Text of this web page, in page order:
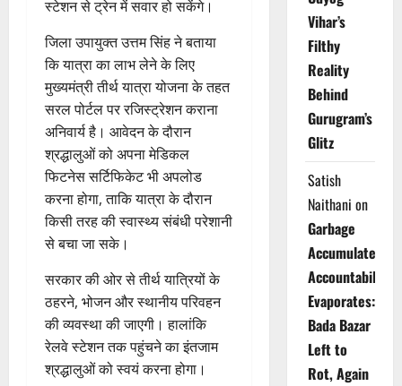
स्टेशन से ट्रेन में सवार हो सकेंगे।
जिला उपायुक्त उत्तम सिंह ने बताया
कि यात्रा का लाभ लेने के लिए
मुख्यमंत्री तीर्थ यात्रा योजना के तहत
सरल पोर्टल पर रजिस्ट्रेशन कराना
अनिवार्य है। आवेदन के दौरान
श्रद्धालुओं को अपना मेडिकल
फिटनेस सर्टिफिकेट भी अपलोड
करना होगा, ताकि यात्रा के दौरान
किसी तरह की स्वास्थ्य संबंधी परेशानी
से बचा जा सके।
सरकार की ओर से तीर्थ यात्रियों के
ठहरने, भोजन और स्थानीय परिवहन
की व्यवस्था की जाएगी। हालांकि
रेलवे स्टेशन तक पहुंचने का इंतजाम
श्रद्धालुओं को स्वयं करना होगा।
Vihar’s
Filthy
Reality
Behind
Gurugram’s
Glitz
Satish
Naithani on
Garbage
Accumulates,
Accountability
Evaporates:
Bada Bazar
Left to
Rot, Again